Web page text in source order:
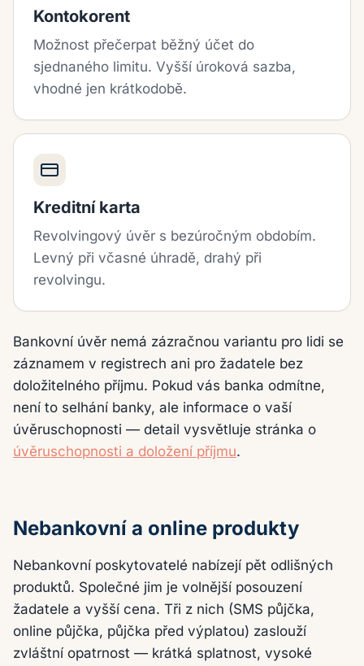
Kontokorent
Možnost přečerpat běžný účet do
sjednaného limitu. Vyšší úroková sazba,
vhodné jen krátkodobě.
Kreditní karta
Revolvingový úvěr s bezúročným obdobím.
Levný při včasné úhradě, drahý při
revolvingu.
Bankovní úvěr nemá zázračnou variantu pro lidi se
záznamem v registrech ani pro žadatele bez
doložitelného příjmu. Pokud vás banka odmítne,
není to selhání banky, ale informace o vaší
úvěruschopnosti — detail vysvětluje stránka o
úvěruschopnosti a doložení příjmu.
Nebankovní a online produkty
Nebankovní poskytovatelé nabízejí pět odlišných
produktů. Společné jim je volnější posouzení
žadatele a vyšší cena. Tři z nich (SMS půjčka,
online půjčka, půjčka před výplatou) zaslouží
zvláštní opatrnost — krátká splatnost, vysoké